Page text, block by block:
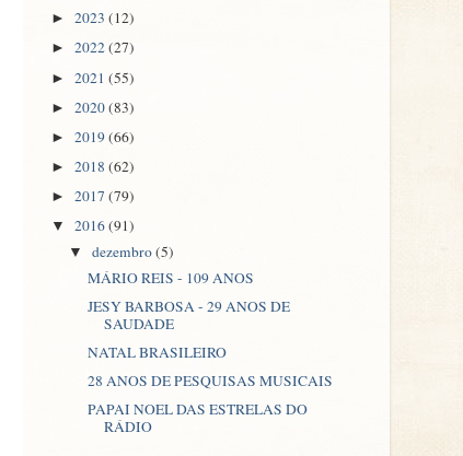
► 2023 (12)
► 2022(27)
► 2021 (55)
► 2020(83)
► 2019(66)
► 2018 (62)
► 2017 (79)
▼ 2016(91)
▼dezembro(5)
MÁRIO REIS - 109 ANOS
JESY BARBOSA - 29 ANOS DE
SAUDADE
NATAL BRASILEIRO
28 ANOS DE PESQUISAS MUSICAIS
PAPAI NOEL DAS ESTRELAS DO
RÁDIO